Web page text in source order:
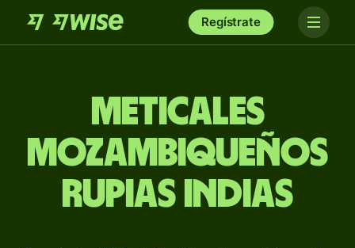
Regístrate
Meticales
mozambiqueños
rupias indias